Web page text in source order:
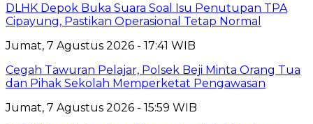
DLHK Depok Buka Suara Soal Isu Penutupan TPA
Cipayung, Pastikan Operasional Tetap Normal
Jumat, 7 Agustus 2026 - 17:41 WIB
Cegah Tawuran Pelajar, Polsek Beji Minta Orang Tua
dan Pihak Sekolah Memperketat Pengawasan
Jumat, 7 Agustus 2026 - 15:59 WIB